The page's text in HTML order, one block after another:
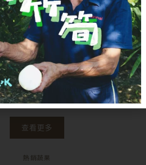
NT$ 220
加入購物車
查看更多
熱銷蔬果